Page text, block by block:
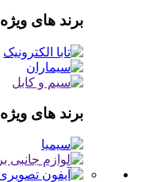
برند های ویژه
برند های ویژه